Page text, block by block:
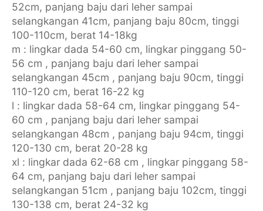
52cm, panjang baju dari leher sampai
selangkangan 41cm, panjang baju 80cm, tinggi
100-110cm, berat 14-18kg
m : lingkar dada 54-60 cm, lingkar pinggang 50-
56 cm , panjang baju dari leher sampai
selangkangan 45cm , panjang baju 90cm, tinggi
110-120 cm, berat 16-22 kg
l : lingkar dada 58-64 cm, lingkar pinggang 54-
60 cm , panjang baju dari leher sampai
selangkangan 48cm , panjang baju 94cm, tinggi
120-130 cm, berat 20-28 kg
xl : lingkar dada 62-68 cm , lingkar pinggang 58-
64 cm, panjang baju dari leher sampai
selangkangan 51cm , panjang baju 102cm, tinggi
130-138 cm, berat 24-32 kg